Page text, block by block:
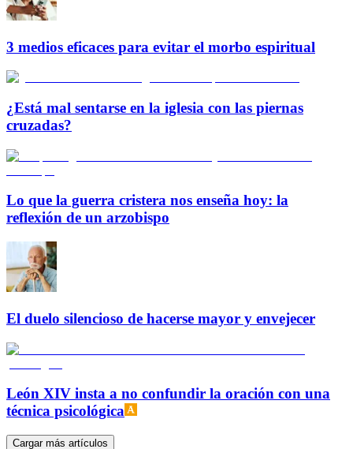
3 medios eficaces para evitar el morbo espiritual
¿Está mal sentarse en la iglesia con las piernas
cruzadas?
Lo que la guerra cristera nos enseña hoy: la
reflexión de un arzobispo
El duelo silencioso de hacerse mayor y envejecer
León XIV insta a no confundir la oración con una
técnica psicológica
Cargar más artículos